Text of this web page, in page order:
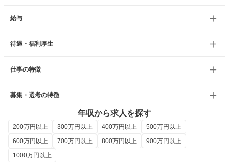
給与
待遇・福利厚生
仕事の特徴
募集・選考の特徴
年収から求人を探す
200万円以上 300万円以上 400万円以上
500万円以上
600万円以上
700万円以上 800万円以上
900万円以上
1000万円以上